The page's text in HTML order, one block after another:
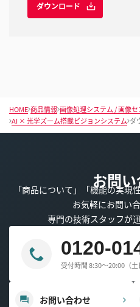
ダウンロード
HOME 商品情報 画像処理システム / 画像セ
AI × 光学ズーム搭載ビジョンシステム ダ
お問
「商品について」「機能の実現
お気軽にお問い
専門の技術スタッフが
0120-
受付時間 8:30～20:00（土
お問い合わせ